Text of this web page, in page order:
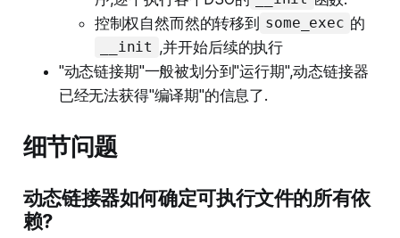
控制权自然而然的转移到 some_exec 的
__init ,并开始后续的执行
"动态链接期"一般被划分到"运行期",动态链接器
已经无法获得"编译期"的信息了.
细节问题
动态链接器如何确定可执行文件的所有依
赖?